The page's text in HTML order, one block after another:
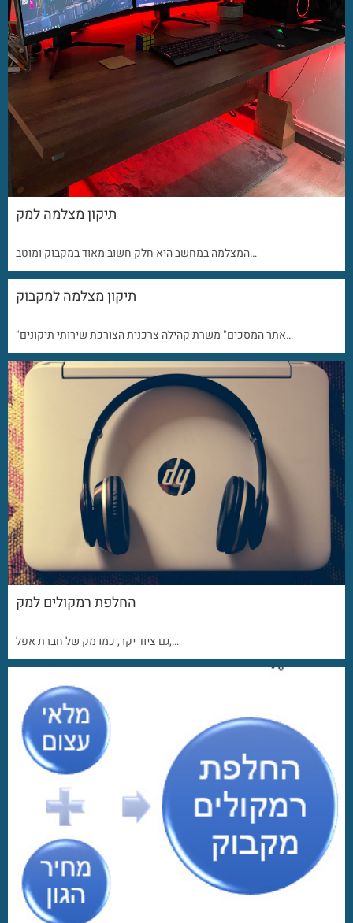
תיקון מצלמה למק
המצלמה במחשב היא חלק חשוב מאוד במקבוק ומוטב…
תיקון מצלמה למקבוק
"אתר המסכים" משרת קהילה צרכנית הצורכת שירותי תיקונים…
החלפת רמקולים למק
גם ציוד יקר, כמו מק של חברת אפל,…